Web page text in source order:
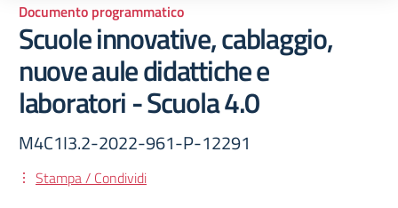
Documento programmatico
Scuole innovative, cablaggio,
nuove aule didattiche e
laboratori - Scuola 4.0
M4C1I3.2-2022-961-P-12291
Stampa / Condividi